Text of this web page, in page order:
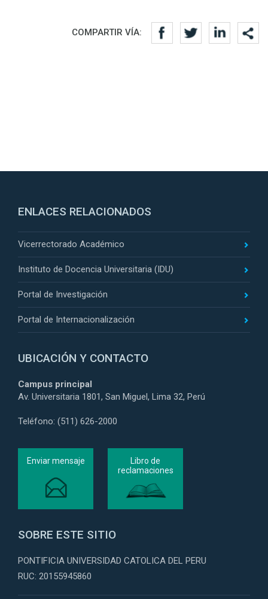
Redes sociales
COMPARTIR VÍA:
ENLACES RELACIONADOS
Vicerrectorado Académico
Instituto de Docencia Universitaria (IDU)
Portal de Investigación
Portal de Internacionalización
UBICACIÓN Y CONTACTO
Campus principal
Av. Universitaria 1801, San Miguel, Lima 32, Perú
Teléfono: (511) 626-2000
Enviar mensaje
Libro de
reclamaciones
SOBRE ESTE SITIO
PONTIFICIA UNIVERSIDAD CATOLICA DEL PERU
RUC: 20155945860